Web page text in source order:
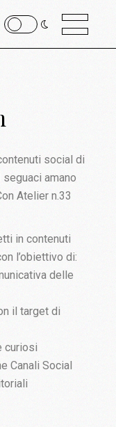
social di
amano
Atelier n.33
in contenuti
l’obiettivo di:
delle
il target di
curiosi
Canali Social